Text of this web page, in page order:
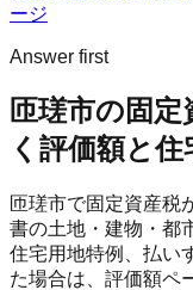
ージ
Answer first
匝瑳市の固定
く評価額と
匝瑳市で固定資産税
書の土地・建物・都
住宅用地特例、払い
た場合は、評価額ペ